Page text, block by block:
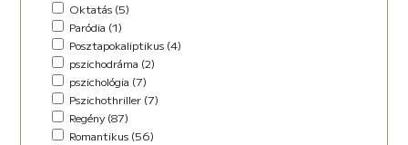
Oktatás (5)
Paródia (1)
Posztapokaliptikus (4)
pszichodráma (2)
pszichológia (7)
Pszichothriller (7)
Regény (87)
Romantikus (56)